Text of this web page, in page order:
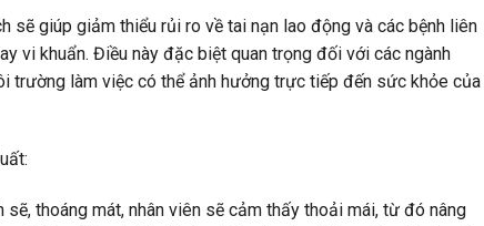
sẽ giúp giảm thiểu rủi ro về tai nạn lao động và các bệnh liên
vi khuẩn. Điều này đặc biệt quan trọng đối với các ngành
trường làm việc có thể ảnh hưởng trực tiếp đến sức khỏe của
thoáng mát, nhân viên sẽ cảm thấy thoải mái, từ đó nâng